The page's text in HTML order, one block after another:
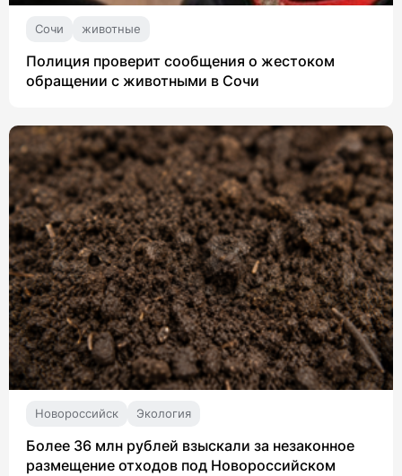
Сочи животные
Полиция проверит сообщения о жестоком
обращении с животными в Сочи
Новороссийск Экология
Более 36 млн рублей взыскали за незаконное
размещение отходов под Новороссийском